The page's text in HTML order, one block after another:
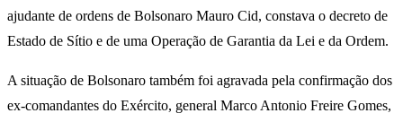
ajudante de ordens de Bolsonaro Mauro Cid, constava o decreto de
Estado de Sítio e de uma Operação de Garantia da Lei e da Ordem.
A situação de Bolsonaro também foi agravada pela confirmação dos
ex-comandantes do Exército, general Marco Antonio Freire Gomes,